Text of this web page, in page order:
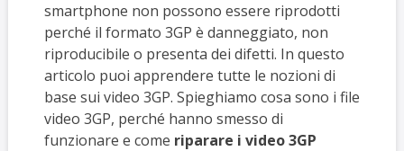
smartphone non possono essere riprodotti
perché il formato 3GP è danneggiato, non
riproducibile o presenta dei difetti. In questo
articolo puoi apprendere tutte le nozioni di
base sui video 3GP. Spieghiamo cosa sono i file
video 3GP, perché hanno smesso di
funzionare e come riparare i video 3GP